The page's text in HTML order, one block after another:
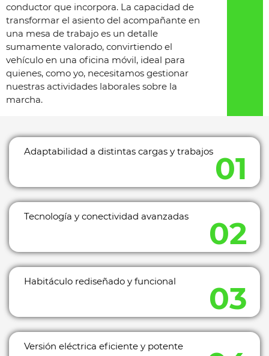
conductor que incorpora. La capacidad de
transformar el asiento del acompañante en
una mesa de trabajo es un detalle
sumamente valorado, convirtiendo el
vehículo en una oficina móvil, ideal para
quienes, como yo, necesitamos gestionar
nuestras actividades laborales sobre la
marcha.
Adaptabilidad a distintas cargas y trabajos
Tecnología y conectividad avanzadas
Habitáculo rediseñado y funcional
Versión eléctrica eficiente y potente